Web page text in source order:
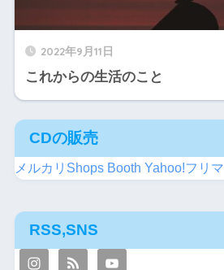
2022年9月11日
これからの生活のこと
CDの販売
メルカリShops Booth Yahoo!フリマ
RSS,SNS